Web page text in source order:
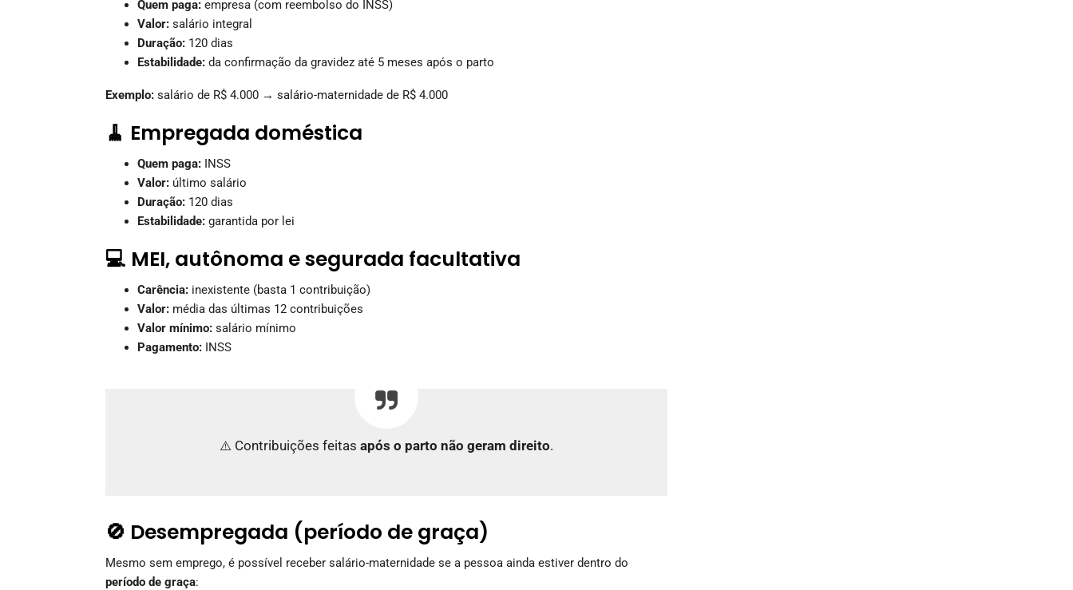
Quem paga: empresa (com reembolso do INSS)
Valor: salário integral
Duração: 120 dias
Estabilidade: da confirmação da gravidez até 5 meses após o parto
Exemplo: salário de R$ 4.000 → salário-maternidade de R$ 4.000
🧹 Empregada doméstica
Quem paga: INSS
Valor: último salário
Duração: 120 dias
Estabilidade: garantida por lei
💻 MEI, autônoma e segurada facultativa
Carência: inexistente (basta 1 contribuição)
Valor: média das últimas 12 contribuições
Valor mínimo: salário mínimo
Pagamento: INSS
⚠️ Contribuições feitas após o parto não geram direito.
🚫 Desempregada (período de graça)
Mesmo sem emprego, é possível receber salário-maternidade se a pessoa ainda estiver dentro do
período de graça: